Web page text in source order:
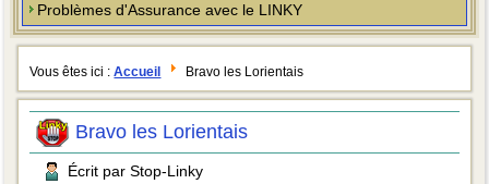
Problèmes d'Assurance avec le LINKY
Vous êtes ici :Accueil Bravo les Lorientais
Bravo les Lorientais
Écrit par Stop-Linky